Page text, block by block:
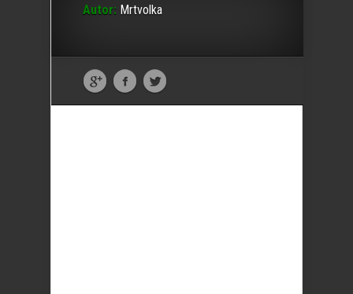
Autor: Mrtvolka